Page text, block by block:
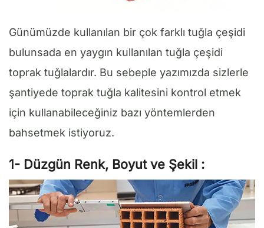
Günümüzde kullanılan bir çok farklı tuğla çeşidi
bulunsada en yaygın kullanılan tuğla çeşidi
toprak tuğlalardır. Bu sebeple yazımızda sizlerle
şantiyede toprak tuğla kalitesini kontrol etmek
için kullanabileceğiniz bazı yöntemlerden
bahsetmek istiyoruz.
1- Düzgün Renk, Boyut ve Şekil :